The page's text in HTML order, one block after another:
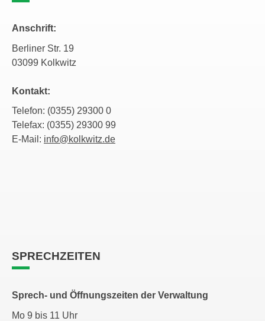
Anschrift:
Berliner Str. 19
03099 Kolkwitz
Kontakt:
Telefon: (0355) 29300 0
Telefax: (0355) 29300 99
E-Mail: info@kolkwitz.de
SPRECHZEITEN
Sprech- und Öffnungszeiten der Verwaltung
Mo 9 bis 11 Uhr